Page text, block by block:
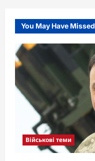
You May Have Missed
Військові теми